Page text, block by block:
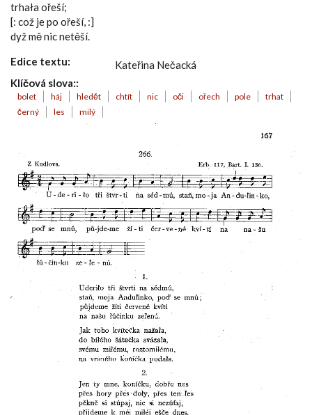
trhała ořeší;
[: což je po ořeší, :]
dyž mě nic netěší.
Edice textu:
Kateřina Nečacká
Klíčová slova::
bolet háj hledět chtít nic oči ořech pole
trhat
černý
les milý